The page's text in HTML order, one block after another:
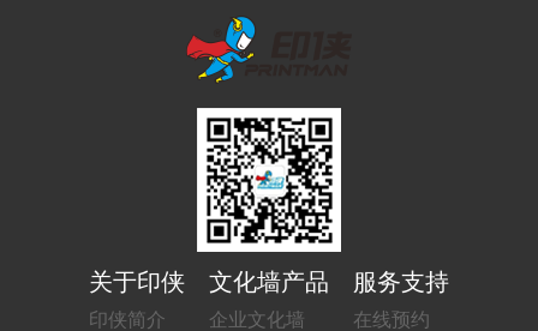
关于印侠
印侠简介
文化墙产品
企业文化墙
服务支持
在线预约